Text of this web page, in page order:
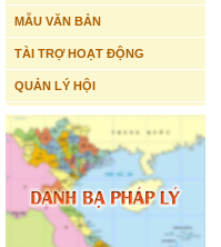
MẪU VĂN BẢN
TÀI TRỢ HOẠT ĐỘNG
QUẢN LÝ HỘI